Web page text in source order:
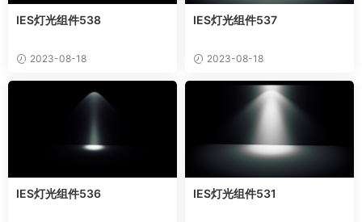
IES灯光组件538
2023-08-18
IES灯光组件537
2023-08-18
IES灯光组件536 IES灯光组件531